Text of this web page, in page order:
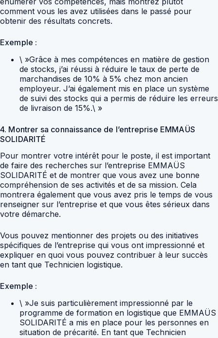
comment vous les avez utilisées dans le passé pour
obtenir des résultats concrets.
Exemple :
\ »Grâce à mes compétences en matière de gestion
de stocks, j’ai réussi à réduire le taux de perte de
marchandises de 10% à 5% chez mon ancien
employeur. J’ai également mis en place un système
de suivi des stocks qui a permis de réduire les erreurs
de livraison de 15%.\ »
4. Montrer sa connaissance de l’entreprise EMMAÜS
SOLIDARITÉ
Pour montrer votre intérêt pour le poste, il est important
de faire des recherches sur l’entreprise EMMAÜS
SOLIDARITÉ et de montrer que vous avez une bonne
compréhension de ses activités et de sa mission. Cela
montrera également que vous avez pris le temps de vous
renseigner sur l’entreprise et que vous êtes sérieux dans
votre démarche.
Vous pouvez mentionner des projets ou des initiatives
spécifiques de l’entreprise qui vous ont impressionné et
expliquer en quoi vous pouvez contribuer à leur succès
en tant que Technicien logistique.
Exemple :
\ »Je suis particulièrement impressionné par le
programme de formation en logistique que EMMAÜS
SOLIDARITÉ a mis en place pour les personnes en
situation de précarité. En tant que Technicien